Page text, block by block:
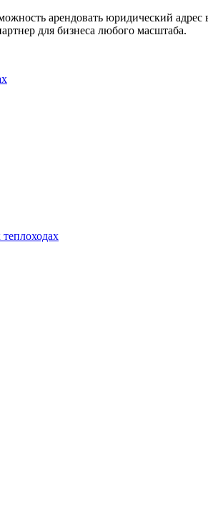
арендовать юридический
для бизнеса любого масштаба.